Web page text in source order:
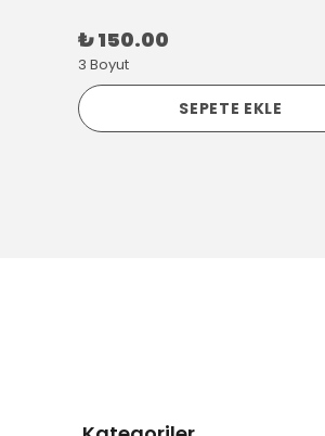
₺ 150.00
3 Boyut
SEPETE EKLE